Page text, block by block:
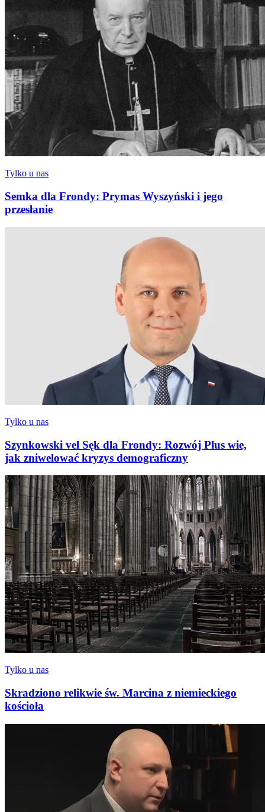
Tylko u nas
Semka dla Frondy: Prymas Wyszyński i jego
przesłanie
Tylko u nas
Szynkowski vel Sęk dla Frondy: Rozwój Plus wie,
jak zniwelować kryzys demograficzny
Tylko u nas
Skradziono relikwie św. Marcina z niemieckiego
kościoła